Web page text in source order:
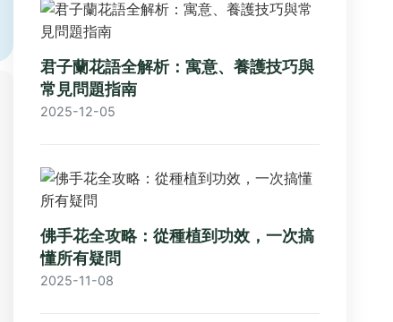
君子蘭花語全解析：寓意、養護技巧與
常見問題指南
2025-12-05
佛手花全攻略：從種植到功效，一次搞
懂所有疑問
2025-11-08